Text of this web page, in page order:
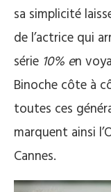
sa simplicité
de l’actrice qui
série 10% en
Binoche côte à
toutes ces
marquent ainsi
Cannes.